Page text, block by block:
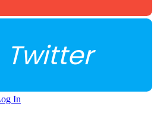
Twitter
In